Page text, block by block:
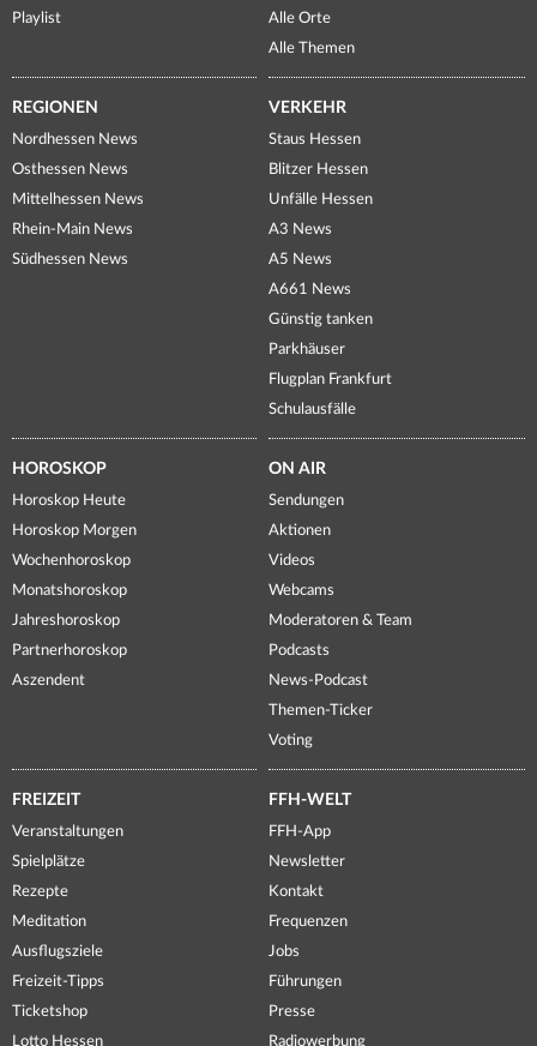
Playlist
Alle Orte
Alle Themen
REGIONEN
Nordhessen News
Osthessen News
Mittelhessen News
Rhein-Main News
Südhessen News
VERKEHR
Staus Hessen
Blitzer Hessen
Unfälle Hessen
A3 News
A5 News
A661 News
Günstig tanken
Parkhäuser
Flugplan Frankfurt
Schulausfälle
HOROSKOP
Horoskop Heute
Horoskop Morgen
Wochenhoroskop
Monatshoroskop
Jahreshoroskop
Partnerhoroskop
Aszendent
ON AIR
Sendungen
Aktionen
Videos
Webcams
Moderatoren & Team
Podcasts
News-Podcast
Themen-Ticker
Voting
FREIZEIT
Veranstaltungen
Spielplätze
Rezepte
Meditation
Ausflugsziele
Freizeit-Tipps
Ticketshop
Lotto Hessen
FFH-WELT
FFH-App
Newsletter
Kontakt
Frequenzen
Jobs
Führungen
Presse
Radiowerbung